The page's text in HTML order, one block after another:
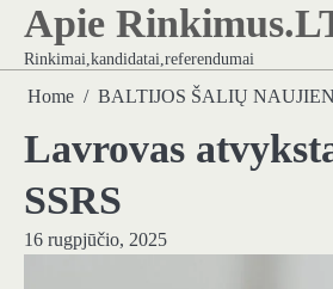
Skip
content
Apie
Rinkimai,kandidatai,referendumai
Home BALTIJOS ŠALIŲ
Lavrovas
SSRS
16 rugpjūčio, 2025